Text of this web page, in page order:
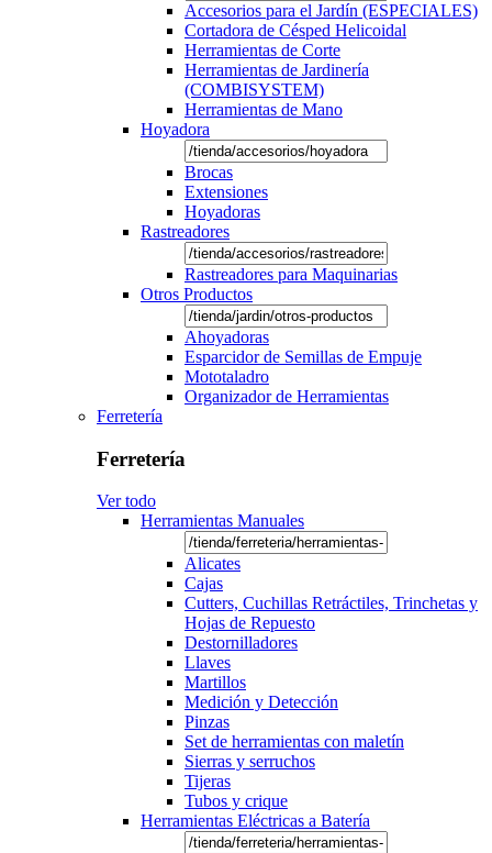
Accesorios para el Jardín (ESPECIALES)
Cortadora de Césped Helicoidal
Herramientas de Corte
Herramientas de Jardinería
(COMBISYSTEM)
Herramientas de Mano
Hoyadora
Brocas
Extensiones
Hoyadoras
Rastreadores
Rastreadores para Maquinarias
Otros Productos
Ahoyadoras
Esparcidor de Semillas de Empuje
Mototaladro
Organizador de Herramientas
Ferretería
Ferretería
Ver todo
Herramientas Manuales
Alicates
Cajas
Cutters, Cuchillas Retráctiles, Trinchetas y
Hojas de Repuesto
Destornilladores
Llaves
Martillos
Medición y Detección
Pinzas
Set de herramientas con maletín
Sierras y serruchos
Tijeras
Tubos y crique
Herramientas Eléctricas a Batería